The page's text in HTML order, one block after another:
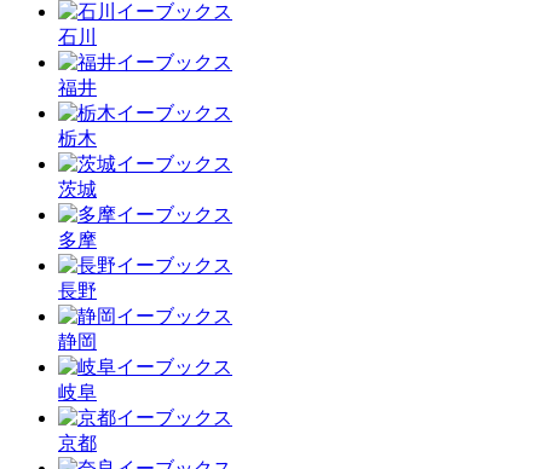
石川
福井
栃木
茨城
多摩
長野
静岡
岐阜
京都